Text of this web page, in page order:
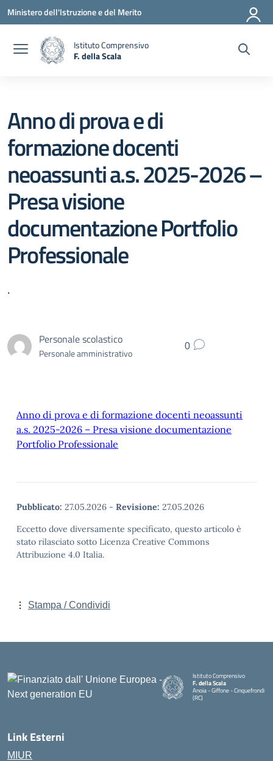
Ministero dell'Istruzione e del Merito
Istituto Comprensivo
F. della Scala
Anno di prova e di
formazione docenti
neoassunti a.s. 2025-2026 –
Presa visione
documentazione Portfolio
Professionale
.
Personale scolastico
Personale amministrativo
0
Anno di prova e di formazione docenti neoassunti
a.s. 2025-2026 – Presa visione documentazione
Portfolio Professionale
Pubblicato: 27.05.2026 - Revisione: 27.05.2026
Eccetto dove diversamente specificato, questo articolo è
stato rilasciato sotto Licenza Creative Commons
Attribuzione 4.0 Italia.
Stampa / Condividi
Istituto Comprensivo
F. della Scala
Anoia - Giffone - Cinquefrondi
(RC)
Link Esterni
MIUR